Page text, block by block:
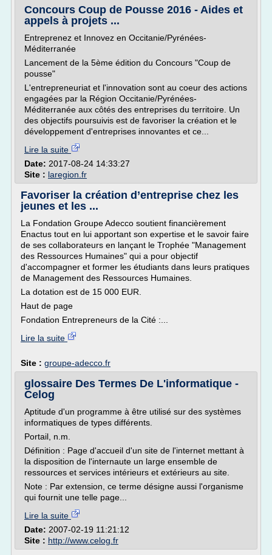
Concours Coup de Pousse 2016 - Aides et
appels à projets ...
Entreprenez et Innovez en Occitanie/Pyrénées-
Méditerranée
Lancement de la 5ème édition du Concours "Coup de
pousse"
L'entrepreneuriat et l'innovation sont au coeur des actions
engagées par la Région Occitanie/Pyrénées-
Méditerranée aux côtés des entreprises du territoire. Un
des objectifs poursuivis est de favoriser la création et le
développement d'entreprises innovantes et ce...
Lire la suite
Date: 2017-08-24 14:33:27
Site : laregion.fr
Favoriser la création d’entreprise chez les
jeunes et les ...
La Fondation Groupe Adecco soutient financièrement
Enactus tout en lui apportant son expertise et le savoir faire
de ses collaborateurs en lançant le Trophée "Management
des Ressources Humaines" qui a pour objectif
d'accompagner et former les étudiants dans leurs pratiques
de Management des Ressources Humaines.
La dotation est de 15 000 EUR.
Haut de page
Fondation Entrepreneurs de la Cité :...
Lire la suite
Site : groupe-adecco.fr
glossaire Des Termes De L'informatique -
Celog
Aptitude d'un programme à être utilisé sur des systèmes
informatiques de types différents.
Portail, n.m.
Définition : Page d'accueil d'un site de l'internet mettant à
la disposition de l'internaute un large ensemble de
ressources et services intérieurs et extérieurs au site.
Note : Par extension, ce terme désigne aussi l'organisme
qui fournit une telle page...
Lire la suite
Date: 2007-02-19 11:21:12
Site : http://www.celog.fr